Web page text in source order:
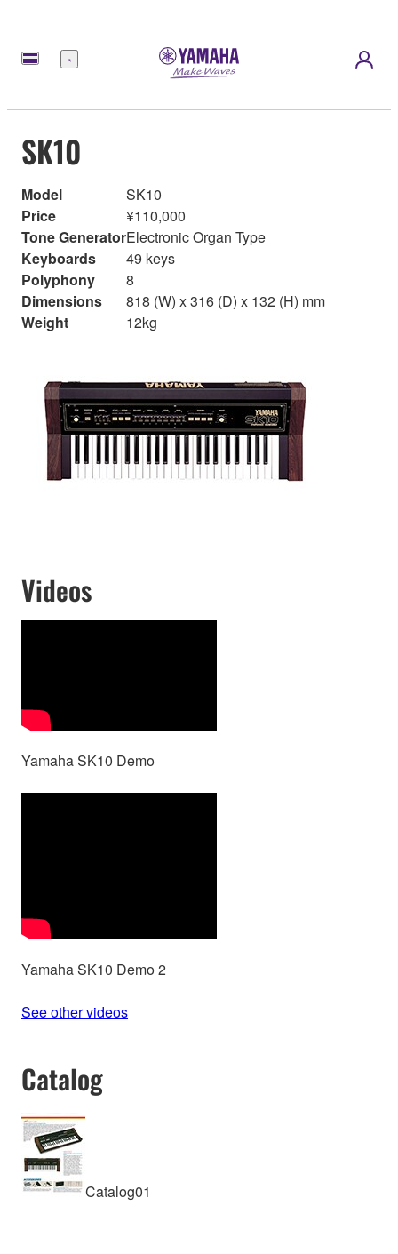
Menu
SK10
Model
SK10
Price
¥110,000
Tone GeneratorElectronic Organ Type
Keyboards
49 keys
Polyphony
8
Dimensions
818 (W) x 316 (D) x 132 (H) mm
Weight
12kg
Videos
Yamaha SK10 Demo
Yamaha SK10 Demo 2
See other videos
Catalog
Catalog01